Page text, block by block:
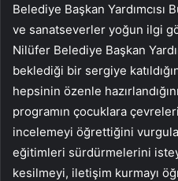
Belediye Başkan Yardımcısı
ve sanatseverler yoğun ilgi
Nilüfer Belediye Başkan
beklediği bir sergiye
hepsinin özenle
programın çocuklara
incelemeyi öğrettiğini
eğitimleri sürdürmelerini
kesilmeyi, iletişim kurmayı